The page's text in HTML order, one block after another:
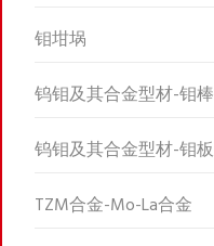
钼坩埚
钨钼及其合金型材-钼棒
钨钼及其合金型材-钼板
TZM合金-Mo-La合金